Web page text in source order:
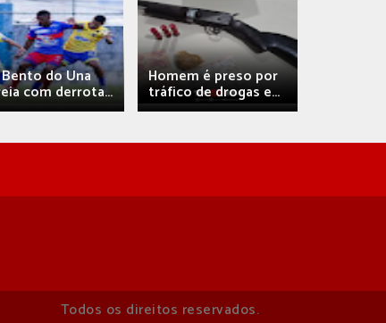
do Una
com derrota...
Homem é preso por
tráfico de drogas e...
Todos os direitos reservados.